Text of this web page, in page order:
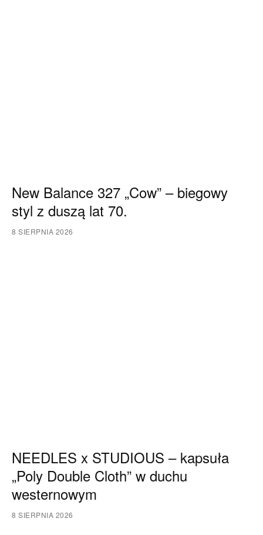
New Balance 327 „Cow” – biegowy
styl z duszą lat 70.
8 SIERPNIA 2026
NEEDLES x STUDIOUS – kapsuła
„Poly Double Cloth” w duchu
westernowym
8 SIERPNIA 2026